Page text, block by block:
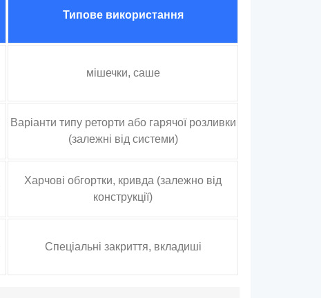
Типове використання
мішечки, саше
Варіанти типу реторти або гарячої розливки
(залежні від системи)
Харчові обгортки, кривда (залежно від
конструкції)
Спеціальні закриття, вкладиші